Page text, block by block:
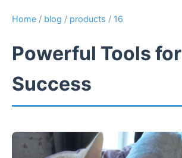
Home / blog / products / 16
Powerful Tools for
Success